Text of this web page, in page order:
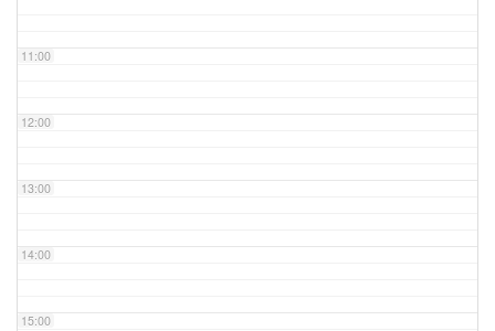
11:00
12:00
13:00
14:00
15:00